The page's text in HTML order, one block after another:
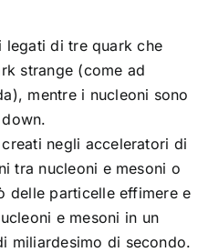
legati di tre quark che
strange (come ad
mentre i nucleoni sono
negli acceleratori di
tra nucleoni e mesoni o
delle particelle effimere e
e mesoni in un
miliardesimo di secondo.